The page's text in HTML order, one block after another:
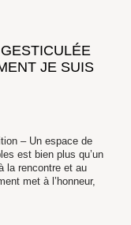
JE SUIS
– Un espace de
est bien plus qu’un
la rencontre et au
met à l’honneur,